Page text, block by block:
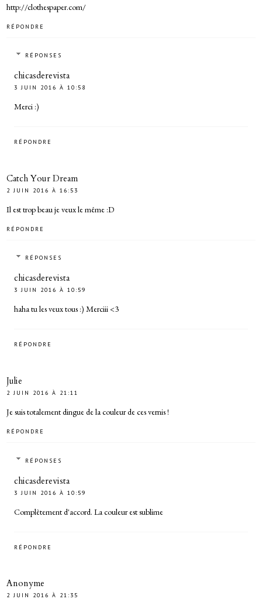
http://clothespaper.com/
RÉPONDRE
RÉPONSES
chicasderevista
3 JUIN 2016 À 10:58
Merci :)
RÉPONDRE
Catch Your Dream
2 JUIN 2016 À 16:53
Il est trop beau je veux le même :D
RÉPONDRE
RÉPONSES
chicasderevista
3 JUIN 2016 À 10:59
haha tu les veux tous :) Merciii <3
RÉPONDRE
Julie
2 JUIN 2016 À 21:11
Je suis totalement dingue de la couleur de ces vernis !
RÉPONDRE
RÉPONSES
chicasderevista
3 JUIN 2016 À 10:59
Complètement d'accord. La couleur est sublime
RÉPONDRE
Anonyme
2 JUIN 2016 À 21:35